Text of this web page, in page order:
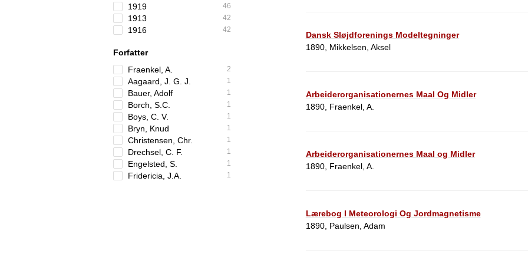
1919 46
1913 42
1916 42
Forfatter
Fraenkel, A.
2
Aagaard, J. G. J. 1
Bauer, Adolf 1
Borch, S.C. 1
Boys, C. V. 1
Bryn, Knud 1
Christensen, Chr. 1
Drechsel, C. F. 1
Engelsted, S. 1
Fridericia, J.A. 1
Dansk Sløjdforenings Modeltegninger
1890, Mikkelsen, Aksel
Arbeiderorganisationernes Maal Og Midler
1890, Fraenkel, A.
Arbeiderorganisationernes Maal og Midler
1890, Fraenkel, A.
Lærebog I Meteorologi Og Jordmagnetisme
1890, Paulsen, Adam